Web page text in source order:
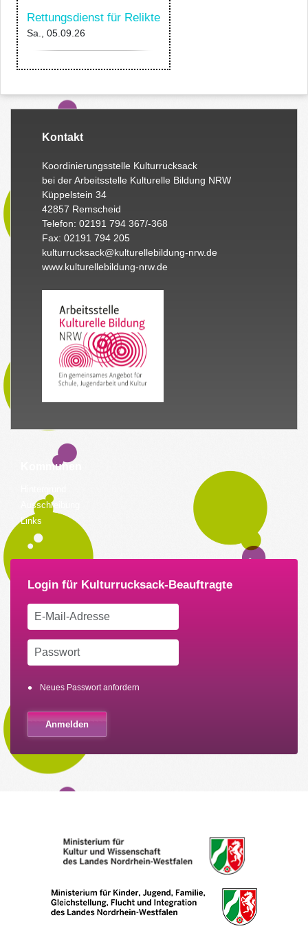
Rettungsdienst für Relikte
Sa., 05.09.26
Kontakt
Koordinierungsstelle Kulturrucksack
bei der Arbeitsstelle Kulturelle Bildung NRW
Küppelstein 34
42857 Remscheid
Telefon: 02191 794 367/-368
Fax: 02191 794 205
kulturrucksack@kulturellebildung-nrw.de
www.kulturellebildung-nrw.de
Kommunen
Ausschreibung
Links
Neues Passwort anfordern